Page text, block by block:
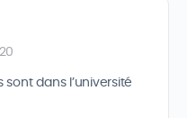
sont dans l’université